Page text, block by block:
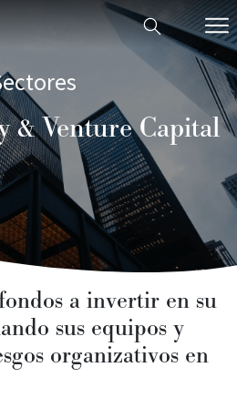
& Venture Capital
a invertir en su
sus equipos y
organizativos en